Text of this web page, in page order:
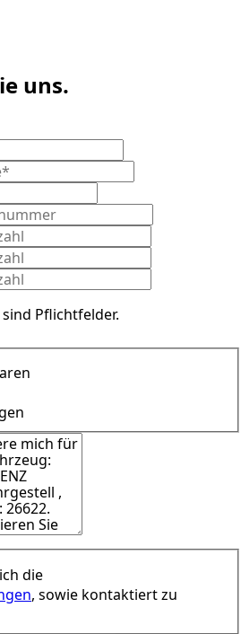
uns.
Pflichtfelder.
die
, sowie kontaktiert zu